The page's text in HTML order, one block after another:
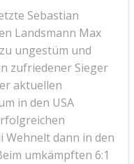
Sebastian
Landsmann Max
ungestüm und
zufriedener Sieger
aktuellen
in den USA
Wehnelt dann in den
umkämpften 6:1